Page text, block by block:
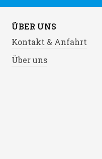
ÜBER UNS
Kontakt & Anfahrt
Über uns